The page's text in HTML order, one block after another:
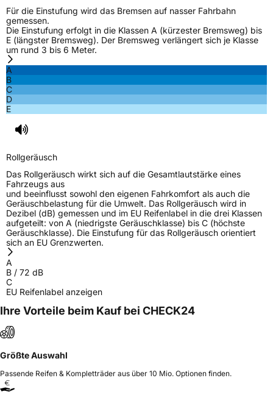
Für die Einstufung wird das Bremsen auf nasser Fahrbahn
gemessen.
Die Einstufung erfolgt in die Klassen A (kürzester Bremsweg) bis
E (längster Bremsweg). Der Bremsweg verlängert sich je Klasse
um rund 3 bis 6 Meter.
A
B
C
D
E
Rollgeräusch
Das Rollgeräusch wirkt sich auf die Gesamtlautstärke eines
Fahrzeugs aus
und beeinflusst sowohl den eigenen Fahrkomfort als auch die
Geräuschbelastung für die Umwelt. Das Rollgeräusch wird in
Dezibel (dB) gemessen und im EU Reifenlabel in die drei Klassen
aufgeteilt: von A (niedrigste Geräuschklasse) bis C (höchste
Geräuschklasse). Die Einstufung für das Rollgeräusch orientiert
sich an EU Grenzwerten.
A
B / 72 dB
C
EU Reifenlabel anzeigen
Ihre Vorteile beim Kauf bei CHECK24
Größte Auswahl
Passende Reifen & Kompletträder aus über 10 Mio. Optionen finden.